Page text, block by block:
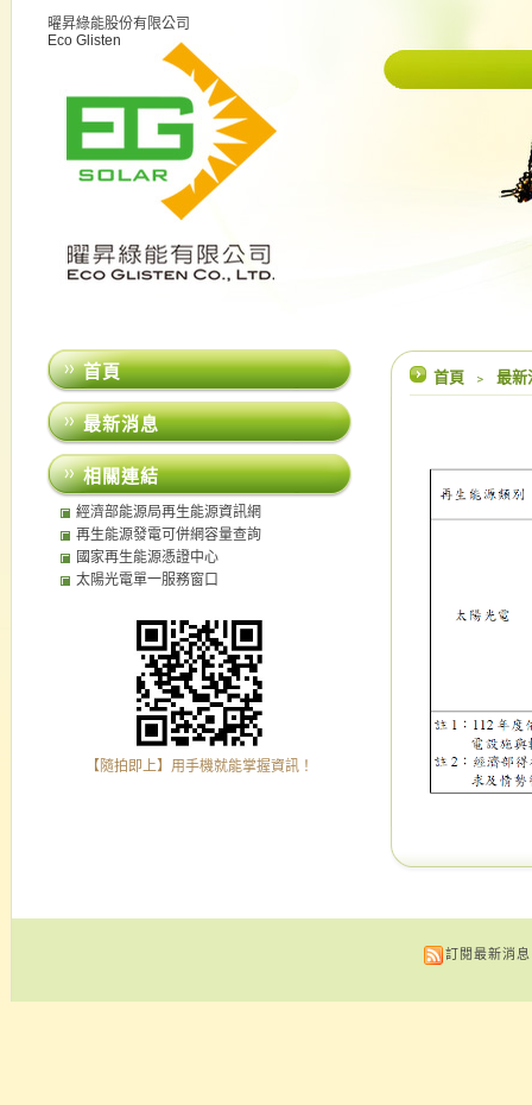
曜昇綠能股份有限公司
Eco Glisten
首頁 ﹥ 最
首頁
最新消息
相關連結
經濟部能源局再生能源資訊網
再生能源發電可併網容量查詢
國家再生能源憑證中心
太陽光電單一服務窗口
【隨拍即上】用手機就能掌握資訊！
訂閱最新消息